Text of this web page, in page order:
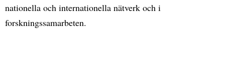
nationella och internationella nätverk och i
forskningssamarbeten.